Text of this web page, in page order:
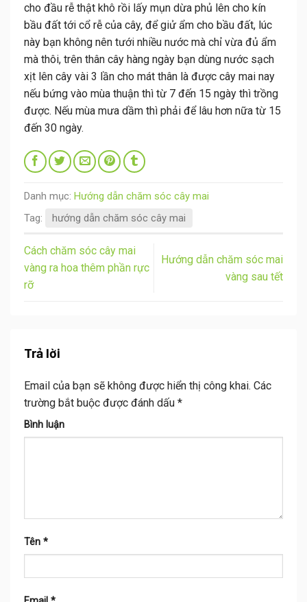
cho đầu rễ thật khô rồi lấy mụn dừa phủ lên cho kín
bầu đất tới cổ rễ của cây, để giử ẩm cho bầu đất, lúc
này bạn không nên tưới nhiều nước mà chỉ vừa đủ ẩm
mà thôi, trên thân cây hàng ngày bạn dùng nước sạch
xịt lên cây vài 3 lần cho mát thân là được cây mai nay
nếu bứng vào mùa thuận thì từ 7 đến 15 ngày thì trồng
được. Nếu mùa mưa dầm thì phải để lâu hơn nữa từ 15
đến 30 ngày.
Danh mục: Hướng dẫn chăm sóc cây mai
Tag:
hướng dẫn chăm sóc cây mai
Cách chăm sóc cây mai
vàng ra hoa thêm phần rực
rỡ
Hướng dẫn chăm sóc mai
vàng sau tết
Trả lời
Email của bạn sẽ không được hiển thị công khai. Các
trường bắt buộc được đánh dấu *
Bình luận
Tên *